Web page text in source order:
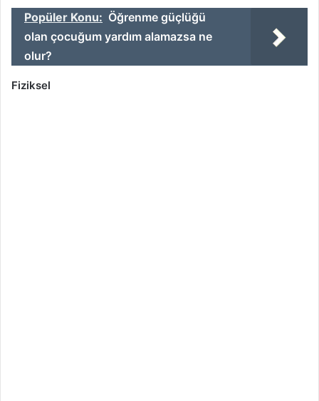
Popüler Konu: Öğrenme güçlüğü
olan çocuğum yardım alamazsa ne
olur?
Fiziksel